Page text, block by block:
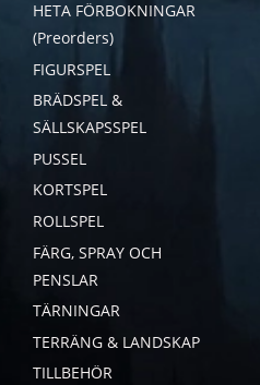
HETA FÖRBOKNINGAR
(Preorders)
FIGURSPEL
BRÄDSPEL &
SÄLLSKAPSSPEL
PUSSEL
KORTSPEL
ROLLSPEL
FÄRG, SPRAY OCH
PENSLAR
TÄRNINGAR
TERRÄNG & LANDSKAP
TILLBEHÖR